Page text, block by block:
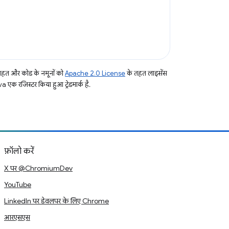
और कोड के नमूनों कोApache 2.0 Licenseके तहत लाइसेंस
रजिस्टर किया हुआ ट्रेडमार्क है.
फ़ॉलो करें
X पर @ChromiumDev
YouTube
LinkedIn पर डेवलपर के लिए Chrome
आरएसएस